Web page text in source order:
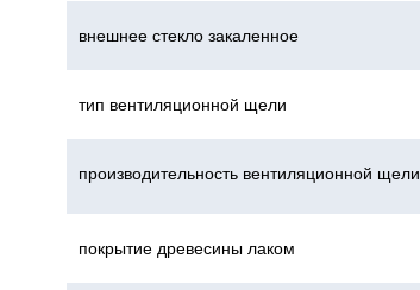
внешнее стекло закаленное
тип вентиляционной щели
производительность вентиляционной щели
покрытие древесины лаком